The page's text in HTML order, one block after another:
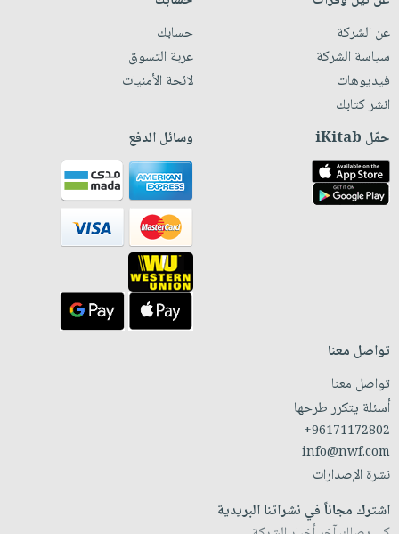
عن الشركة
سياسة الشركة
فيديوهات
انشر كتابك
حسابك
عربة التسوق
لائحة الأمنيات
حمّل iKitab وسائل الدفع
تواصل معنا
تواصل معنا
أسئلة يتكرر طرحها
+96171172802
info@nwf.com
نشرة الإصدارات
اشترك مجاناً في نشراتنا البريدية